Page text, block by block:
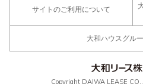
サイトのご利用について
大和ハウスグル
Copyright DAIWA LEASE